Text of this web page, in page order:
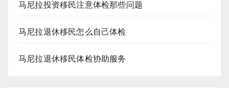
马尼拉投资移民注意体检那些问题
马尼拉退休移民怎么自己体检
马尼拉退休移民体检协助服务